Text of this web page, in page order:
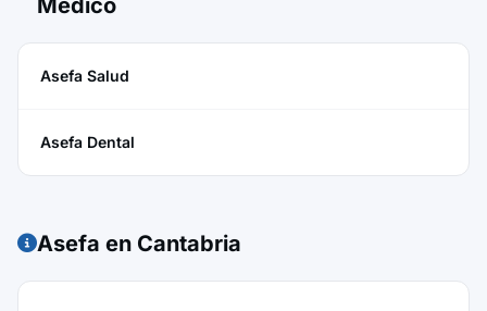
Médico
Asefa Salud
Asefa Dental
Asefa en Cantabria